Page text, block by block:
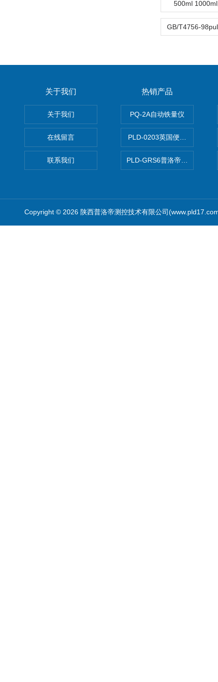
500ml
关于我们
关于我们
在线留言
联系我们
热销产品
PQ-2A自动铁量仪
PLD-0203英国便携式油品颗
PLD-GRS6普洛帝全自动微量
Copyright © 2026 陕西普洛帝测控技术有限公司